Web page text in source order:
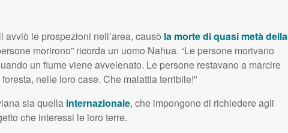
le prospezioni nell’area, causò la morte di quasi metà della
morirono” ricorda un uomo Nahua. “Le persone morivano
un fiume viene avvelenato. Le persone restavano a marcire
nelle loro case. Che malattia terribile!”
sia quella internazionale, che impongono di richiedere agli
che interessi le loro terre.